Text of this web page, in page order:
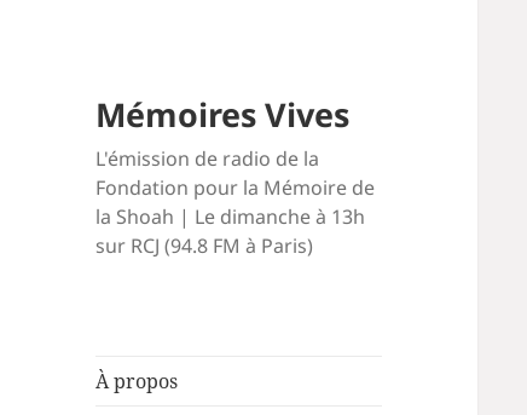
Mémoires Vives
L'émission de radio de la
Fondation pour la Mémoire de
la Shoah | Le dimanche à 13h
sur RCJ (94.8 FM à Paris)
À propos